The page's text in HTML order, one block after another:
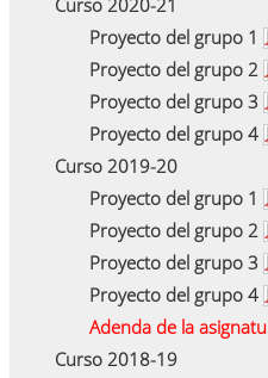
Curso 2020-21
Proyecto del grupo 1
Proyecto del grupo 2
Proyecto del grupo 3
Proyecto del grupo 4
Curso 2019-20
Proyecto del grupo 1
Proyecto del grupo 2
Proyecto del grupo 3
Proyecto del grupo 4
Adenda de la
Curso 2018-19